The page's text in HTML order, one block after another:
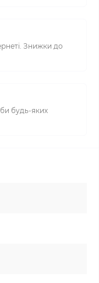
Знижки до
будь-яких